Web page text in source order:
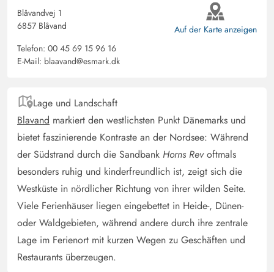
Stefanie Gaden
Deutschland
4 von 5
4 von 5
4 out of 5
13/09/2025
Preis-Leistungsverhaltnis super. Bis auf ein Schlafzimmer
alles bestens. Küche könnte ein wenig umfangreicher
ausgestattet sein.
Heiko Dettmer
Deutschland
4.5 von 5
4.5 von 5
4.5 out of 5
Wir waren das letztes Jahr schon in diesem Haus. Es ist
sauber, der Poolbereich ist super. Wir haben uns gut
erholt. Unsere Enkeltochter war auch wider begeistert.
Kathrin Möller
Blåvandvej 1
6857 Blåvand
Telefon: 00 45 69 15 96 16
E-Mail: blaavand@esmark.dk
Auf der Karte anzeigen
Lage und Landschaft
Blavand markiert den westlichsten Punkt Dänemarks und
bietet faszinierende Kontraste an der Nordsee: Während
der Südstrand durch die Sandbank Horns Revoftmals
besonders ruhig und kinderfreundlich ist, zeigt sich die
Westküste in nördlicher Richtung von ihrer wilden Seite.
Viele Ferienhäuser liegen eingebettet in Heide-, Dünen-
oder Waldgebieten, während andere durch ihre zentrale
Lage im Ferienort mit kurzen Wegen zu Geschäften und
Restaurants überzeugen.